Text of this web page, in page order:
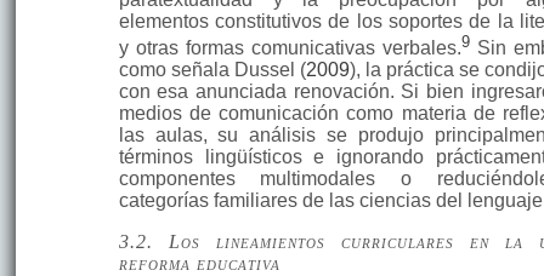
elementos constitu­tivos de los soportes de la
y otras formas comunicativas verbales.9 Sin
como señala Dussel (2009), la práctica se
con esa anunciada reno­vación. Si bien
medios de comunicación como materia de
las aulas, su análisis se produjo
términos lingüísticos e ignorando
componentes multimodales o
categorías familiares de las ciencias del
3.2. Los lineamientos curriculares en la
reforma educativa